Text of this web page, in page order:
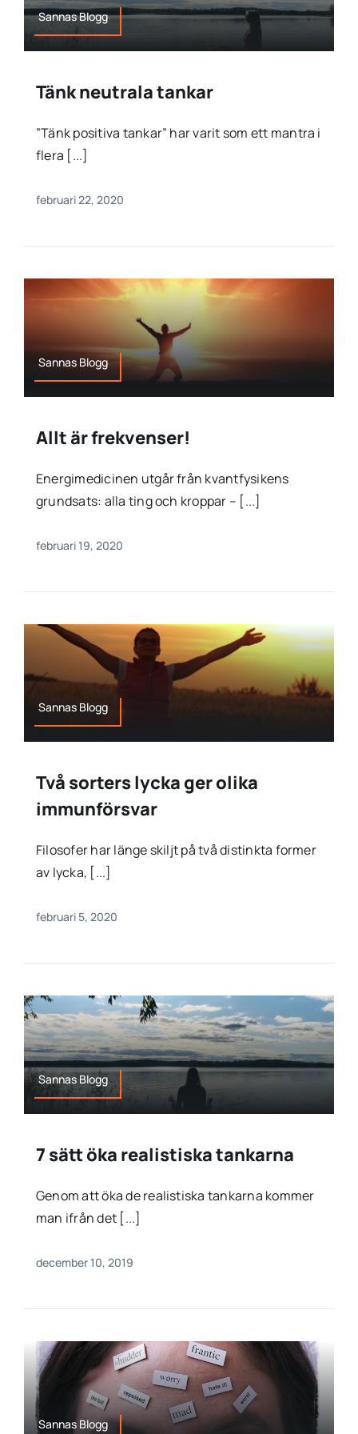
Sannas Blogg
Tänk neutrala tankar
”Tänk positiva tankar” har varit som ett mantra i
flera [...]
februari 22, 2020
Sannas Blogg
Allt är frekvenser!
Energimedicinen utgår från kvantfysikens
grundsats: alla ting och kroppar – [...]
februari 19, 2020
Sannas Blogg
Två sorters lycka ger olika
immunförsvar
Filosofer har länge skiljt på två distinkta former
av lycka, [...]
februari 5, 2020
Sannas Blogg
7 sätt öka realistiska tankarna
Genom att öka de realistiska tankarna kommer
man ifrån det [...]
december 10, 2019
Sannas Blogg